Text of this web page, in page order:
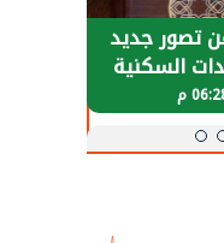
تصور جديد
السكنية